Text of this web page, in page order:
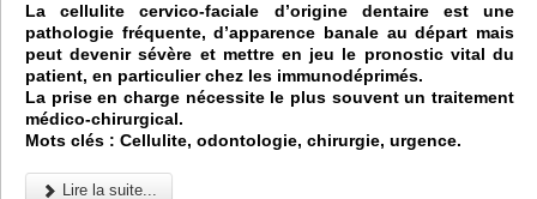
La cellulite cervico-faciale d’origine dentaire est une
pathologie fréquente, d’apparence banale au départ mais
peut devenir sévère et mettre en jeu le pronostic vital du
patient, en particulier chez les immunodéprimés.
La prise en charge nécessite le plus souvent un traitement
médico-chirurgical.
Mots clés : Cellulite, odontologie, chirurgie, urgence.
Lire la suite...